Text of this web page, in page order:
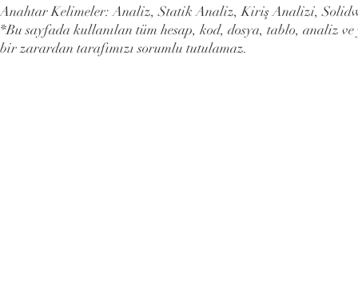
Anahtar Kelimeler: Analiz, Statik Analiz, Kiriş Analizi,
*Bu sayfada kullanılan tüm hesap, kod, dosya, tablo, analiz
bir zarardan tarafımızı sorumlu tutulamaz.